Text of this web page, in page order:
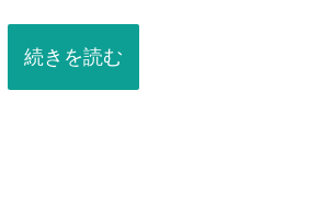
続きを読む